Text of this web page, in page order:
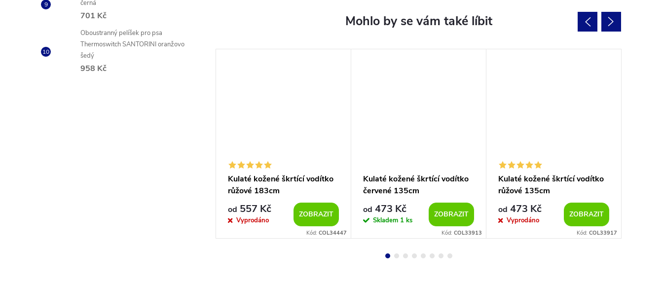
černá
701 Kč
Oboustranný pelíšek pro psa
Thermoswitch SANTORINI oranžovo
šedý
958 Kč
Kulaté kožené škrtící vodítko
růžové 183cm
od 557 Kč
Vyprodáno
ZOBRAZIT
Kód: COL34447
Kulaté kožené škrtící vodítko
červené 135cm
od 473 Kč
Skladem 1 ks
ZOBRAZIT
Kód: COL33913
Kulaté kožené škrtící vodítko
růžové 135cm
od 473 Kč
Vyprodáno
ZOBRAZIT
Kód: COL33917